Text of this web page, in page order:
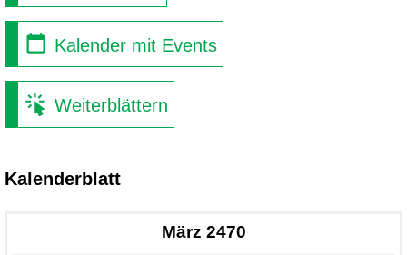
Kalender mit Events
Weiterblättern
Kalenderblatt
März 2470